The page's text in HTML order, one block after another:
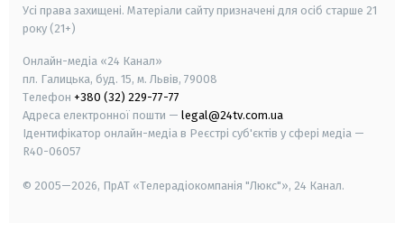
Усі права захищені. Матеріали сайту призначені для осіб старше 21
року (21+)
Онлайн-медіа «24 Канал»
пл. Галицька, буд. 15, м. Львів, 79008
Телефон +380 (32) 229-77-77
Адреса електронної пошти — legal@24tv.com.ua
Ідентифікатор онлайн-медіа в Реєстрі суб'єктів у сфері медіа —
R40-06057
© 2005—2026, ПрАТ «Телерадіокомпанія "Люкс"», 24 Канал.